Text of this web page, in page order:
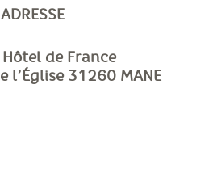
ADRESSE
de France
l’Église 31260 MANE